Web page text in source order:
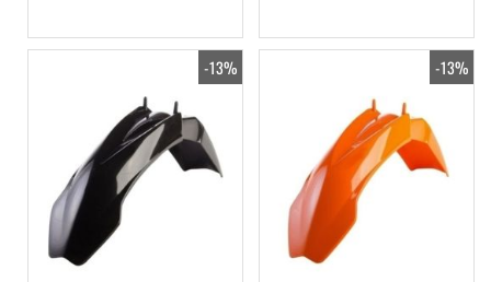
-13% -13%